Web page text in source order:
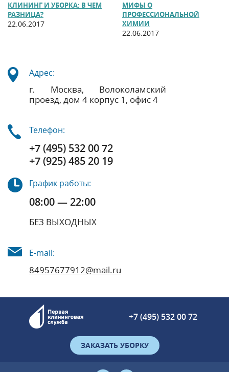
КЛИНИНГ И УБОРКА: В ЧЕМ
РАЗНИЦА?
22.06.2017
МИФЫ О
ПРОФЕССИОНАЛЬНОЙ
ХИМИИ
22.06.2017
Адрес:
г. Москва, Волоколамский
проезд, дом 4 корпус 1, офис 4
Телефон:
+7 (495) 532 00 72
+7 (925) 485 20 19
График работы:
08:00 — 22:00
БЕЗ ВЫХОДНЫХ
E-mail:
84957677912@mail.ru
+7 (495) 532 00 72
ЗАКАЗАТЬ УБОРКУ